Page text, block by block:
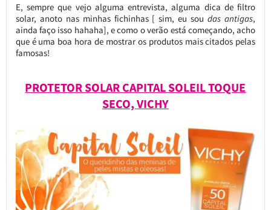
E, sempre que vejo alguma entrevista, alguma dica de filtro
solar, anoto nas minhas fichinhas [ sim, eu sou das antigas,
ainda faço isso hahaha], e como o verão está começando, acho
que é uma boa hora de mostrar os produtos mais citados pelas
famosas!
PROTETOR SOLAR CAPITAL SOLEIL TOQUE
SECO, VICHY